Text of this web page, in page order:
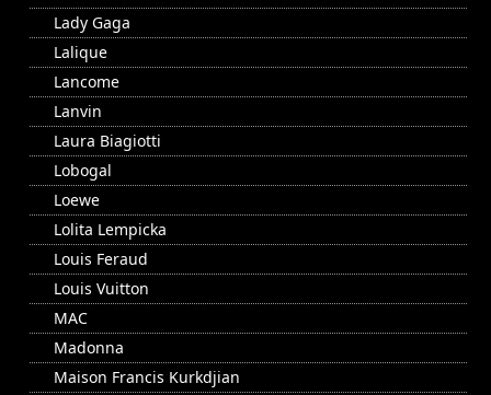
Lady Gaga
Lalique
Lancome
Lanvin
Laura Biagiotti
Lobogal
Loewe
Lolita Lempicka
Louis Feraud
Louis Vuitton
MAC
Madonna
Maison Francis Kurkdjian